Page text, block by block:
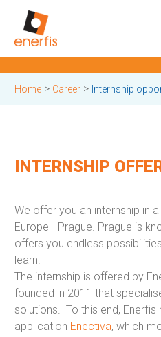
Home > Career > Internship
INTERNSHIP
We offer you an internship in
Europe - Prague. Prague is
offers you endless
learn.
The internship is offered by
founded in 2011 that
solutions. To this end,
application Enectiva, which